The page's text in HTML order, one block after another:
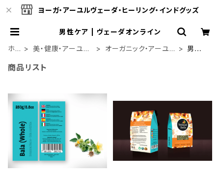
ヨーガ・アーユルヴェーダ・ヒーリング・インドグッズ
男性ケア | ヴェーダオンライン
ホ
ム
美・健康・アーユル
オーガニック・アーユ
男性
商品リスト